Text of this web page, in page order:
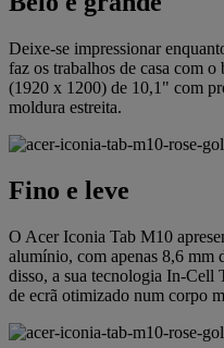
Deixe-se impressionar
faz os trabalhos de casa com
(1920 x 1200) de 10,1" com
moldura estreita.
Fino e leve
O Acer Iconia Tab M10
alumínio, com apenas 8,6 mm
disso, a sua tecnologia In-Cell
de ecrã otimizado num corpo